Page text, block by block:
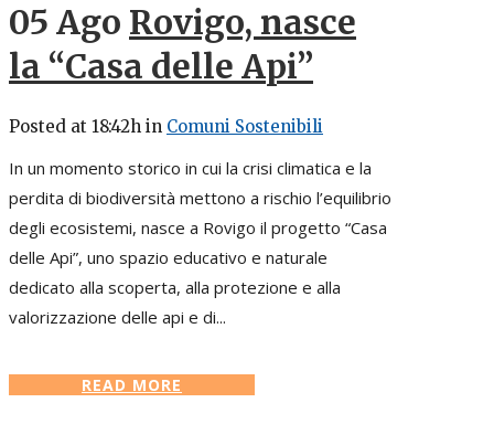
05 Ago Rovigo, nasce
la “Casa delle Api”
Posted at 18:42h in Comuni Sostenibili
In un momento storico in cui la crisi climatica e la
perdita di biodiversità mettono a rischio l’equilibrio
degli ecosistemi, nasce a Rovigo il progetto “Casa
delle Api”, uno spazio educativo e naturale
dedicato alla scoperta, alla protezione e alla
valorizzazione delle api e di...
READ MORE